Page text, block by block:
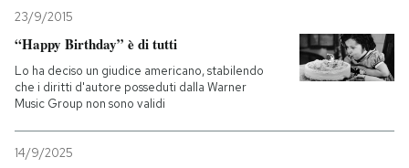
23/9/2015
“Happy Birthday” è di tutti
Lo ha deciso un giudice americano, stabilendo
che i diritti d'autore posseduti dalla Warner
Music Group non sono validi
14/9/2025